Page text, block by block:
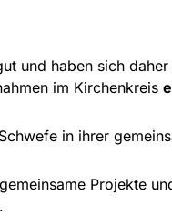
und haben sich
im Kirchenkreis
in ihrer
Projekte